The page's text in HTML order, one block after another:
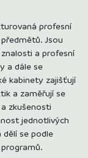
profesní
Jsou
a profesní
a dále se
kabinety zajišťují
a zaměřují se
zkušenosti
jednotlivých
dělí se podle